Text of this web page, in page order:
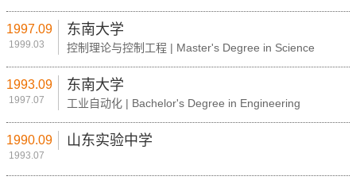
1997.09
1999.03
东南大学
控制理论与控制工程 | Master's Degree in Science
1993.09
1997.07
东南大学
工业自动化 | Bachelor's Degree in Engineering
1990.09
1993.07
山东实验中学